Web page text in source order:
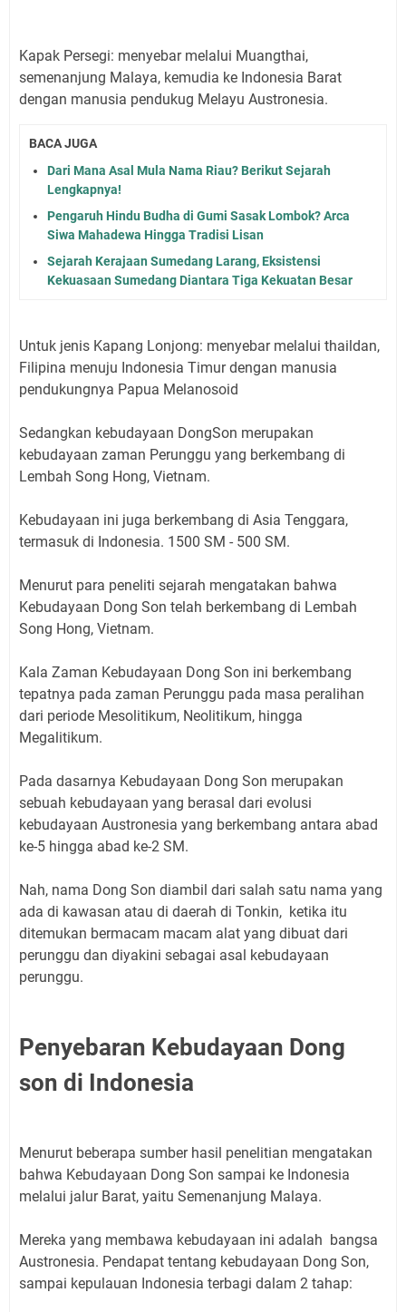
Kapak Persegi: menyebar melalui Muangthai,
semenanjung Malaya, kemudia ke Indonesia Barat
dengan manusia pendukug Melayu Austronesia.
BACA JUGA
Dari Mana Asal Mula Nama Riau? Berikut Sejarah
Lengkapnya!
Pengaruh Hindu Budha di Gumi Sasak Lombok? Arca
Siwa Mahadewa Hingga Tradisi Lisan
Sejarah Kerajaan Sumedang Larang, Eksistensi
Kekuasaan Sumedang Diantara Tiga Kekuatan Besar
Untuk jenis Kapang Lonjong: menyebar melalui thaildan,
Filipina menuju Indonesia Timur dengan manusia
pendukungnya Papua Melanosoid
Sedangkan kebudayaan DongSon merupakan
kebudayaan zaman Perunggu yang berkembang di
Lembah Song Hong, Vietnam.
Kebudayaan ini juga berkembang di Asia Tenggara,
termasuk di Indonesia. 1500 SM - 500 SM.
Menurut para peneliti sejarah mengatakan bahwa
Kebudayaan Dong Son telah berkembang di Lembah
Song Hong, Vietnam.
Kala Zaman Kebudayaan Dong Son ini berkembang
tepatnya pada zaman Perunggu pada masa peralihan
dari periode Mesolitikum, Neolitikum, hingga
Megalitikum.
Pada dasarnya Kebudayaan Dong Son merupakan
sebuah kebudayaan yang berasal dari evolusi
kebudayaan Austronesia yang berkembang antara abad
ke-5 hingga abad ke-2 SM.
Nah, nama Dong Son diambil dari salah satu nama yang
ada di kawasan atau di daerah di Tonkin, ketika itu
ditemukan bermacam macam alat yang dibuat dari
perunggu dan diyakini sebagai asal kebudayaan
perunggu.
Penyebaran Kebudayaan Dong
son di Indonesia
Menurut beberapa sumber hasil penelitian mengatakan
bahwa Kebudayaan Dong Son sampai ke Indonesia
melalui jalur Barat, yaitu Semenanjung Malaya.
Mereka yang membawa kebudayaan ini adalah bangsa
Austronesia. Pendapat tentang kebudayaan Dong Son,
sampai kepulauan Indonesia terbagi dalam 2 tahap: